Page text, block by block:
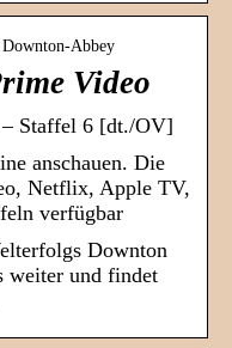
Abbey
Video
Staffel 6 [dt./OV]
anschauen. Die
Netflix, Apple TV,
verfügbar
Downton
weiter und findet